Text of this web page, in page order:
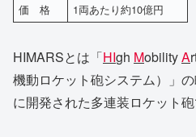
価 格
1両あたり約10億円
HIMARSとは「HIgh MobilityA
機動ロケット砲システム）」
に開発された多連装ロケット砲